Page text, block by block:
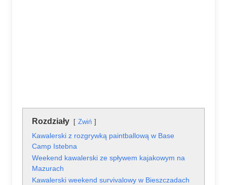
Rozdziały Zwiń
Kawalerski z rozgrywką paintballową w Base
Camp Istebna
Weekend kawalerski ze spływem kajakowym na
Mazurach
Kawalerski weekend survivalowy w Bieszczadach